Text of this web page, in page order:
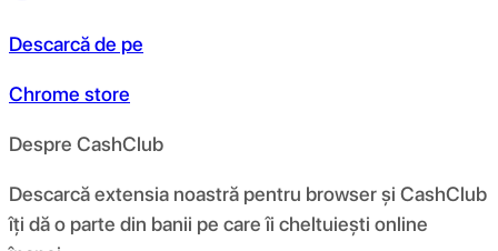
Descarcă de pe
Chrome store
Despre CashClub
Descarcă extensia noastră pentru browser și CashClub
îți dă o parte din banii pe care îi cheltuiești online